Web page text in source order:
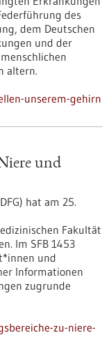
des
dem Deutschen
und der
altern.
unserem-gehirn
und
hat am 25.
Fakultät
Im SFB 1453
und
Informationen
zugrunde
zu-niere-